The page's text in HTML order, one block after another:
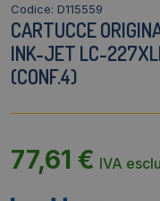
Codice: D115559
CARTUCCE
INK-JET LC-
(CONF.4)
77,61 € IVA